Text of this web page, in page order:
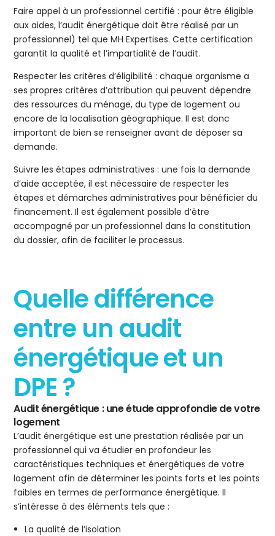
Faire appel à un professionnel certifié : pour être éligible
aux aides, l’audit énergétique doit être réalisé par un
professionnel) tel que MH Expertises. Cette certification
garantit la qualité et l’impartialité de l’audit.
Respecter les critères d’éligibilité : chaque organisme a
ses propres critères d’attribution qui peuvent dépendre
des ressources du ménage, du type de logement ou
encore de la localisation géographique. Il est donc
important de bien se renseigner avant de déposer sa
demande.
Suivre les étapes administratives : une fois la demande
d’aide acceptée, il est nécessaire de respecter les
étapes et démarches administratives pour bénéficier du
financement. Il est également possible d’être
accompagné par un professionnel dans la constitution
du dossier, afin de faciliter le processus.
Quelle différence
entre un audit
énergétique et un
DPE ?
Audit énergétique : une étude approfondie de votre
logement
L’audit énergétique est une prestation réalisée par un
professionnel qui va étudier en profondeur les
caractéristiques techniques et énergétiques de votre
logement afin de déterminer les points forts et les points
faibles en termes de performance énergétique. Il
s’intéresse à des éléments tels que :
La qualité de l’isolation